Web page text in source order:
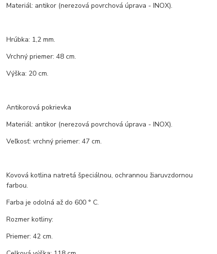
Materiál: antikor (nerezová povrchová úprava - INOX).
Hrúbka: 1,2 mm.
Vrchný priemer: 48 cm.
Výška: 20 cm.
Antikorová pokrievka
Materiál: antikor (nerezová povrchová úprava - INOX).
Veľkosť: vrchný priemer: 47 cm.
Kovová kotlina natretá špeciálnou, ochrannou žiaruvzdornou
farbou.
Farba je odolná až do 600 ° C.
Rozmer kotliny:
Priemer: 42 cm.